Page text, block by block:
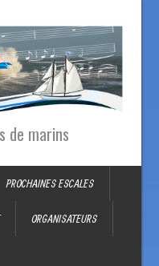
de marins
PROCHAINES ESCALES
ORGANISATEURS